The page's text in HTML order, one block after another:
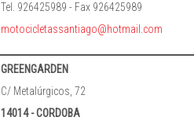
Tel. 926425989 - Fax 926425989
motocicletassantiago@hotmail.com
GREENGARDEN
C/ Metalúrgicos, 72
14014 - CORDOBA